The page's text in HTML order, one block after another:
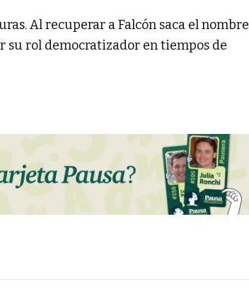
Al recuperar a Falcón saca el nombre
su rol democratizador en tiempos de